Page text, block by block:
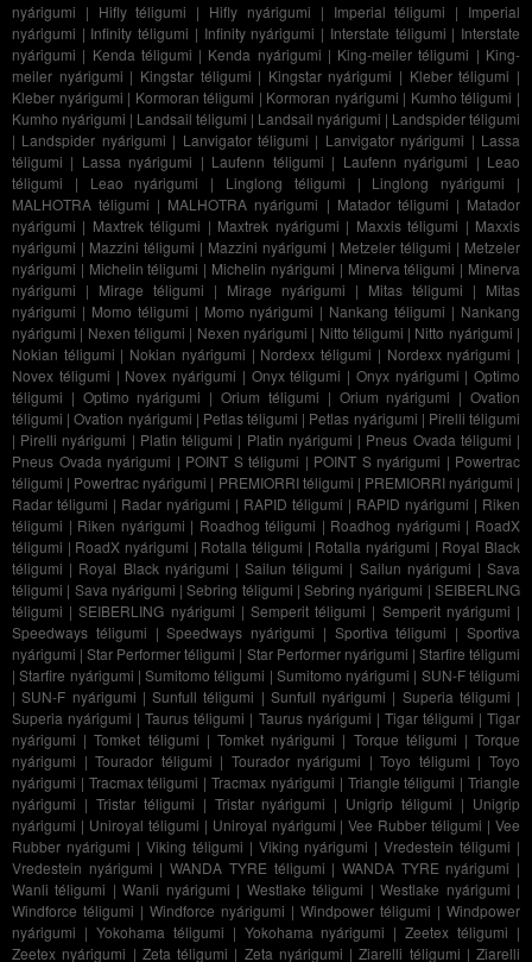
nyárigumi | Hifly téligumi | Hifly nyárigumi | Imperial téligumi | Imperial
nyárigumi | Infinity téligumi | Infinity nyárigumi | Interstate téligumi | Interstate
nyárigumi | Kenda téligumi | Kenda nyárigumi | King-meiler téligumi | King-
meiler nyárigumi | Kingstar téligumi | Kingstar nyárigumi | Kleber téligumi |
Kleber nyárigumi | Kormoran téligumi | Kormoran nyárigumi | Kumho téligumi |
Kumho nyárigumi | Landsail téligumi | Landsail nyárigumi | Landspider téligumi
| Landspider nyárigumi | Lanvigator téligumi | Lanvigator nyárigumi | Lassa
téligumi | Lassa nyárigumi | Laufenn téligumi | Laufenn nyárigumi | Leao
téligumi | Leao nyárigumi | Linglong téligumi | Linglong nyárigumi |
MALHOTRA téligumi | MALHOTRA nyárigumi | Matador téligumi | Matador
nyárigumi | Maxtrek téligumi | Maxtrek nyárigumi | Maxxis téligumi | Maxxis
nyárigumi | Mazzini téligumi | Mazzini nyárigumi | Metzeler téligumi | Metzeler
nyárigumi | Michelin téligumi | Michelin nyárigumi | Minerva téligumi | Minerva
nyárigumi | Mirage téligumi | Mirage nyárigumi | Mitas téligumi | Mitas
nyárigumi | Momo téligumi | Momo nyárigumi | Nankang téligumi | Nankang
nyárigumi | Nexen téligumi | Nexen nyárigumi | Nitto téligumi | Nitto nyárigumi |
Nokian téligumi | Nokian nyárigumi | Nordexx téligumi | Nordexx nyárigumi |
Novex téligumi | Novex nyárigumi | Onyx téligumi | Onyx nyárigumi | Optimo
téligumi | Optimo nyárigumi |Orium téligumi | Orium nyárigumi |Ovation
téligumi |Ovation nyárigumi | Petlas téligumi | Petlas nyárigumi | Pirelli téligumi
| Pirelli nyárigumi | Platin téligumi | Platin nyárigumi | Pneus Ovada téligumi |
Pneus Ovada nyárigumi | POINT S téligumi | POINT S nyárigumi | Powertrac
téligumi | Powertrac nyárigumi | PREMIORRI téligumi | PREMIORRI nyárigumi |
Radar téligumi | Radar nyárigumi | RAPID téligumi | RAPID nyárigumi | Riken
téligumi | Riken nyárigumi | Roadhog téligumi | Roadhog nyárigumi | RoadX
téligumi | RoadX nyárigumi | Rotalla téligumi | Rotalla nyárigumi | Royal Black
téligumi | Royal Black nyárigumi |Sailun téligumi | Sailun nyárigumi |Sava
téligumi | Sava nyárigumi |Sebring téligumi |Sebring nyárigumi |SEIBERLING
téligumi |SEIBERLING nyárigumi |Semperit téligumi | Semperit nyárigumi |
Speedways téligumi |Speedways nyárigumi | Sportiva téligumi |Sportiva
nyárigumi |Star Performer téligumi | Star Performer nyárigumi | Starfire téligumi
|Starfire nyárigumi |Sumitomo téligumi | Sumitomo nyárigumi | SUN-F téligumi
|SUN-F nyárigumi | Sunfull téligumi | Sunfull nyárigumi | Superia téligumi |
Superia nyárigumi |Taurus téligumi | Taurus nyárigumi | Tigar téligumi |Tigar
nyárigumi |Tomket téligumi | Tomket nyárigumi | Torque téligumi |Torque
nyárigumi |Tourador téligumi | Tourador nyárigumi |Toyo téligumi |Toyo
nyárigumi | Tracmax téligumi |Tracmax nyárigumi | Triangle téligumi |Triangle
nyárigumi | Tristar téligumi | Tristar nyárigumi | Unigrip téligumi | Unigrip
nyárigumi | Uniroyal téligumi | Uniroyal nyárigumi |Vee Rubber téligumi |Vee
Rubber nyárigumi | Viking téligumi | Viking nyárigumi |Vredestein téligumi |
Vredestein nyárigumi |WANDA TYRE téligumi | WANDA TYRE nyárigumi |
Wanli téligumi |Wanli nyárigumi | Westlake téligumi |Westlake nyárigumi |
Windforce téligumi | Windforce nyárigumi | Windpower téligumi | Windpower
nyárigumi | Yokohama téligumi | Yokohama nyárigumi |Zeetex téligumi |
Zeetex nyárigumi | Zeta téligumi | Zeta nyárigumi |Ziarelli téligumi | Ziarelli